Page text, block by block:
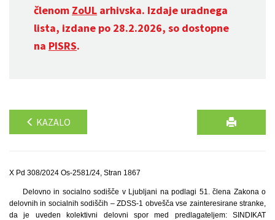
členom ZoUL arhivska. Izdaje uradnega
lista, izdane po 28.2.2026, so dostopne
na PISRS.
KAZALO
X Pd 308/2024 Os-2581/24, Stran 1867
Delovno in socialno sodišče v Ljubljani na podlagi 51. člena Zakona o
delovnih in socialnih sodiščih – ZDSS-1 obvešča vse zainteresirane stranke,
da je uveden kolektivni delovni spor med predlagateljem: SINDIKAT